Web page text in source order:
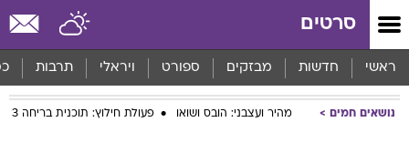
סרטים
ראשי חדשות מבזקים ספורט ויראלי תרבות
נושאים חמים מהיר ועצבני: הובס ושואו פעולת חילוץ: תוכנית בריחה 3